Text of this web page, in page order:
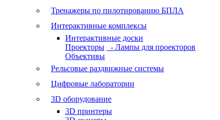
Тренажеры по пилотированию БПЛА
Интерактивные комплексы
Интерактивные доски
Проекторы
- Лампы для проекторов
Объективы
Рельсовые раздвижные системы
Цифровые лаборатории
3D оборудование
3D принтеры